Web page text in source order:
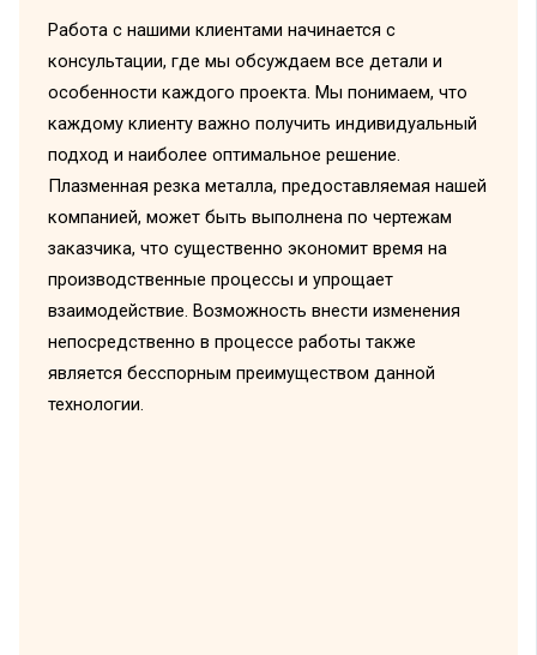
Работа с нашими клиентами начинается с
консультации, где мы обсуждаем все детали и
особенности каждого проекта. Мы понимаем, что
каждому клиенту важно получить индивидуальный
подход и наиболее оптимальное решение.
Плазменная резка металла, предоставляемая нашей
компанией, может быть выполнена по чертежам
заказчика, что существенно экономит время на
производственные процессы и упрощает
взаимодействие. Возможность внести изменения
непосредственно в процессе работы также
является бесспорным преимуществом данной
технологии.